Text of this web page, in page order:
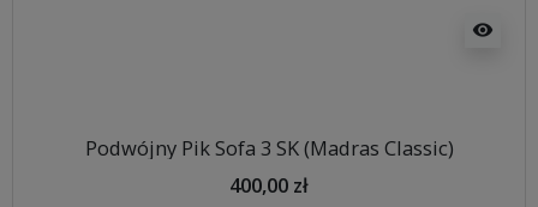
visibility
Podwójny Pik Sofa 3 SK (Madras Classic)
400,00 zł